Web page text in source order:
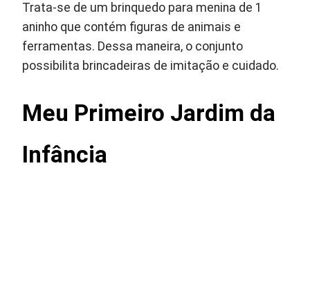
Trata-se de um brinquedo para menina de 1
aninho que contém figuras de animais e
ferramentas. Dessa maneira, o conjunto
possibilita brincadeiras de imitação e cuidado.
Meu Primeiro Jardim da
Infância